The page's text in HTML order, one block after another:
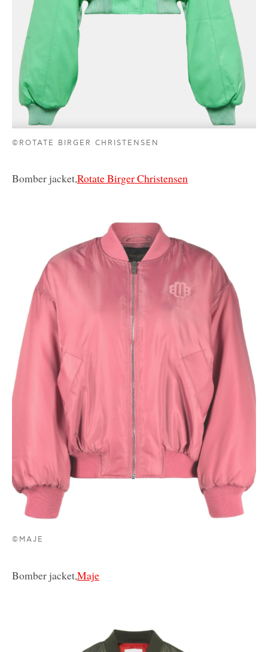
©ROTATE BIRGER CHRISTENSEN
Bomber jacket,Rotate Birger Christensen
©MAJE
Bomber jacket,Maje